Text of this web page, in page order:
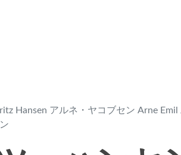
Hansen アルネ・ヤコブセン Arne Emil